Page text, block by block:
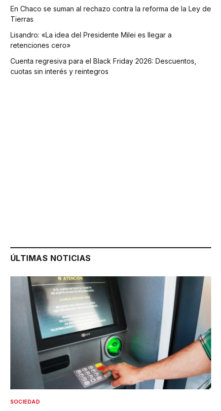
En Chaco se suman al rechazo contra la reforma de la Ley de
Tierras
Lisandro: «La idea del Presidente Milei es llegar a
retenciones cero»
Cuenta regresiva para el Black Friday 2026: Descuentos,
cuotas sin interés y reintegros
ÚLTIMAS NOTICIAS
SOCIEDAD